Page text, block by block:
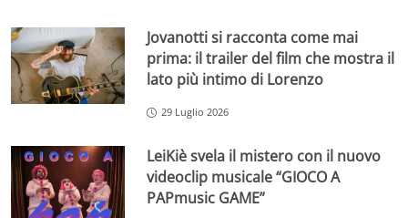
Jovanotti si racconta come mai
prima: il trailer del film che mostra il
lato più intimo di Lorenzo
29 Luglio 2026
LeiKiè svela il mistero con il nuovo
videoclip musicale “GIOCO A
PAPmusic GAME”